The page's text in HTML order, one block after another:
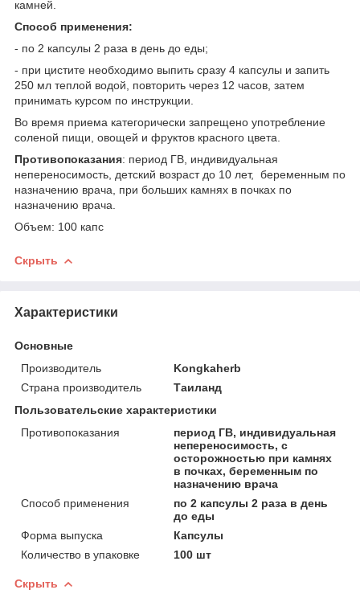
камней.
Способ применения:
- по 2 капсулы 2 раза в день до еды;
- при цистите необходимо выпить сразу 4 капсулы и запить
250 мл теплой водой, повторить через 12 часов, затем
принимать курсом по инструкции.
Во время приема категорически запрещено употребление
соленой пищи, овощей и фруктов красного цвета.
Противопоказания: период ГВ, индивидуальная
непереносимость, детский возраст до 10 лет, беременным по
назначению врача, при больших камнях в почках по
назначению врача.
Объем: 100 капс
Скрыть
Характеристики
Основные
Производитель
Kongkaherb
Страна производитель
Таиланд
Пользовательские характеристики
Противопоказания
период ГВ, индивидуальная
непереносимость, с
осторожностью при камнях
в почках, беременным по
назначению врача
Способ применения
по 2 капсулы 2 раза в день
до еды
Форма выпуска
Капсулы
Количество в упаковке
100 шт
Скрыть